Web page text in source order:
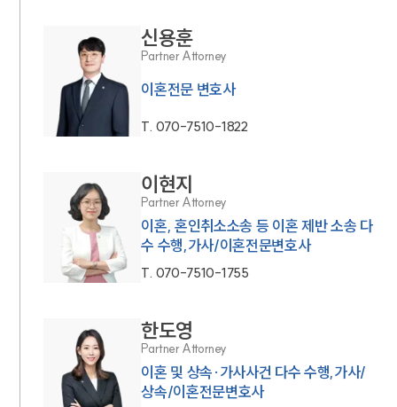
신용훈
Partner Attorney
이혼전문 변호사
T. 070-7510-1822
이현지
Partner Attorney
이혼, 혼인취소소송 등 이혼 제반 소송 다
수 수행,가사/이혼전문변호사
T. 070-7510-1755
한도영
Partner Attorney
이혼 및 상속·가사사건 다수 수행,가사/
상속/이혼전문변호사